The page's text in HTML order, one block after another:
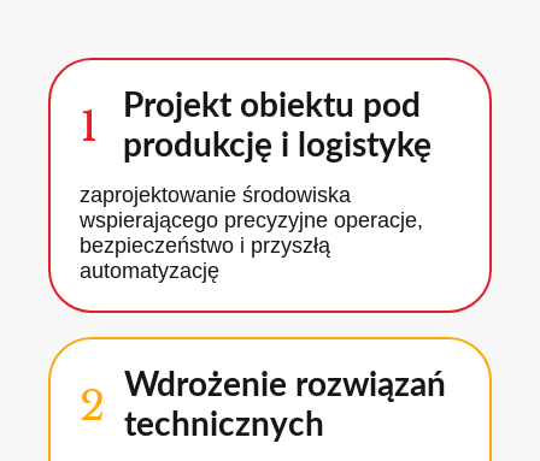
1
Projekt obiektu pod
produkcję i logistykę
zaprojektowanie środowiska
wspierającego precyzyjne operacje,
bezpieczeństwo i przyszłą
automatyzację
2
Wdrożenie rozwiązań
technicznych